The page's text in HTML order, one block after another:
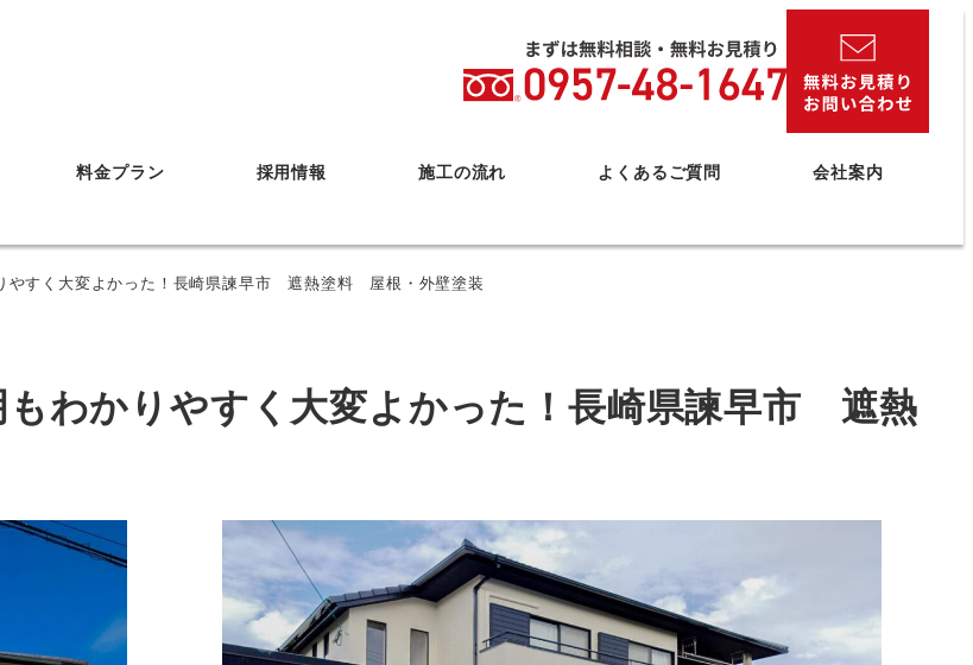
料金プラン 採用情報 施工の流れ よくあるご質問 会社案内
やすく大変よかった！長崎県諫早市 遮熱塗料 屋根・外壁塗装
わかりやすく大変よかった！長崎県諫早市 遮熱